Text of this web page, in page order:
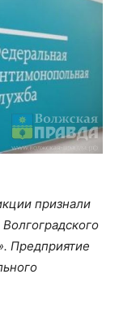
признали
Предприятие